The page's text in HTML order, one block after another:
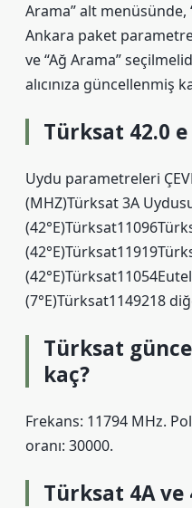
Arama” alt menüsünde,
Ankara paket
ve “Ağ Arama”
alıcınıza güncellenmiş
Türksat 42.0
Uydu parametreleri
(MHZ)Türksat 3A
(7°E)Türksat1149218
Türksat
kaç?
Frekans: 11794 MHz.
oranı: 30000.
Türksat 4A ve